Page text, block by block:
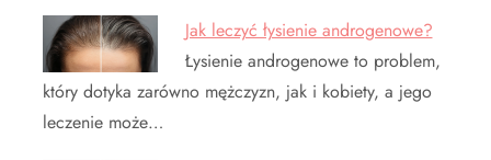
Jak leczyć łysienie androgenowe?
Łysienie androgenowe to problem,
który dotyka zarówno mężczyzn, jak i kobiety, a jego
leczenie może…